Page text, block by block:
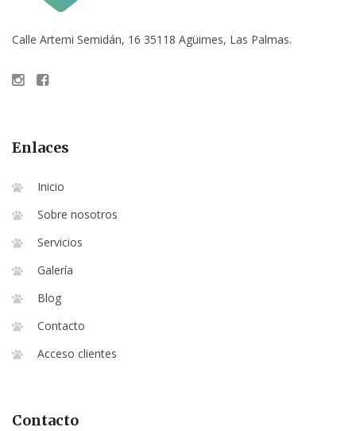
Calle Artemi Semidán, 16 35118 Agüimes, Las Palmas.
Enlaces
Inicio
Sobre nosotros
Servicios
Galería
Blog
Contacto
Acceso clientes
Contacto